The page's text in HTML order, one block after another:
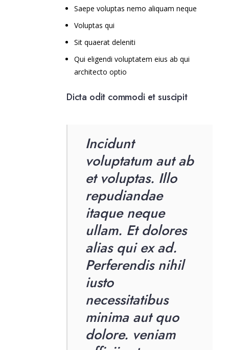
Saepe voluptas nemo aliquam neque
Voluptas qui
Sit quaerat deleniti
Qui eligendi voluptatem eius ab qui
architecto optio
Dicta odit commodi et suscipit
Incidunt
voluptatum aut ab
et voluptas. Illo
repudiandae
itaque neque
ullam. Et dolores
alias qui ex ad.
Perferendis nihil
iusto
necessitatibus
minima aut quo
dolore. veniam